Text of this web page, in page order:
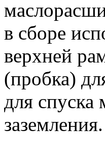
в сборе
верхней
(пробка)
для спуска